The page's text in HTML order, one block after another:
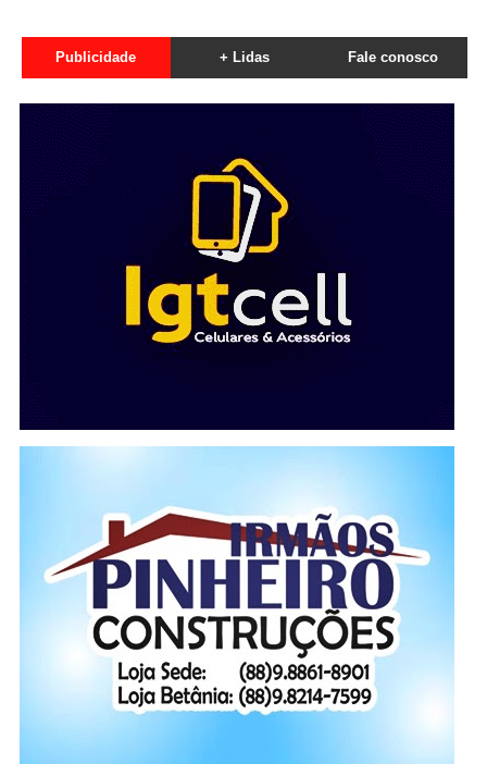
Publicidade + Lidas Fale conosco